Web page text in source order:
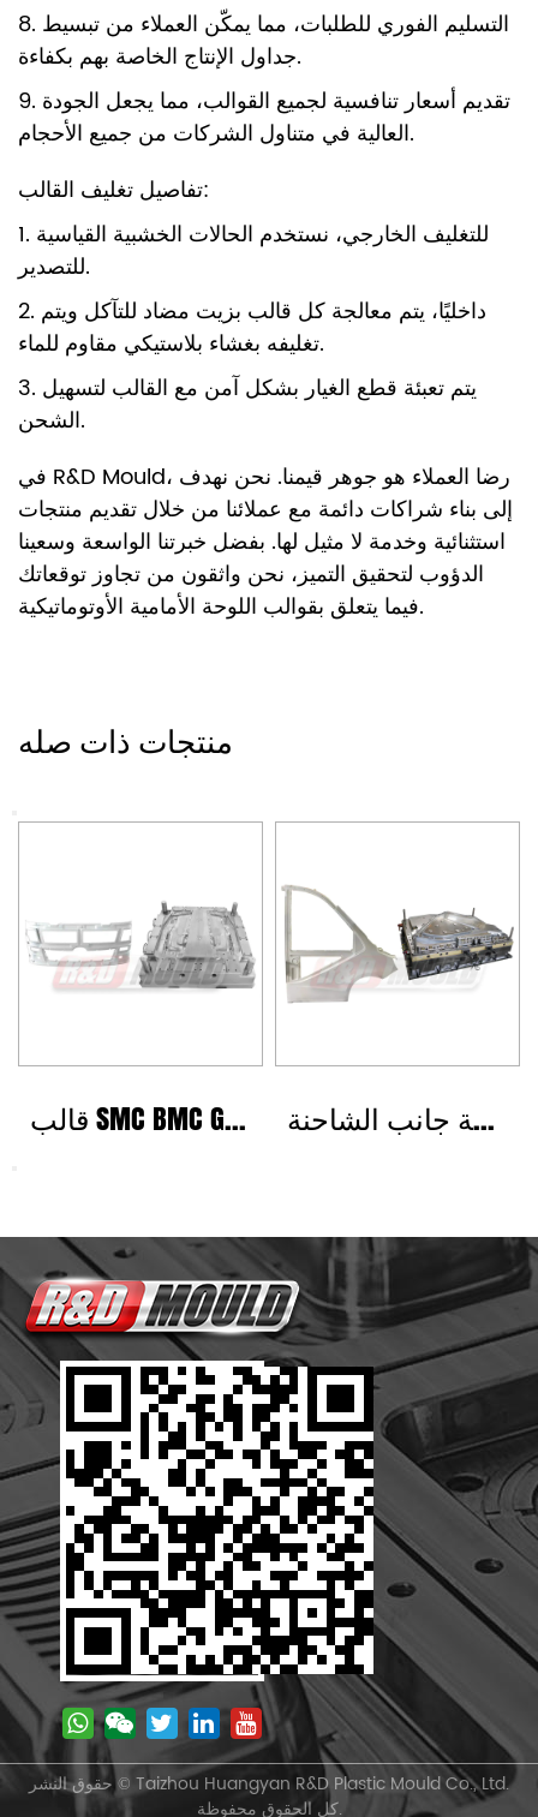
8. التسليم الفوري للطلبات، مما يمكّن العملاء من تبسيط
جداول الإنتاج الخاصة بهم بكفاءة.
9. تقديم أسعار تنافسية لجميع القوالب، مما يجعل الجودة
العالية في متناول الشركات من جميع الأحجام.
تفاصيل تغليف القالب:
1. للتغليف الخارجي، نستخدم الحالات الخشبية القياسية
للتصدير.
2. داخليًا، يتم معالجة كل قالب بزيت مضاد للتآكل ويتم
تغليفه بغشاء بلاستيكي مقاوم للماء.
3. يتم تعبئة قطع الغيار بشكل آمن مع القالب لتسهيل
الشحن.
في R&D Mould، رضا العملاء هو جوهر قيمنا. نحن نهدف
إلى بناء شراكات دائمة مع عملائنا من خلال تقديم منتجات
استثنائية وخدمة لا مثيل لها. بفضل خبرتنا الواسعة وسعينا
الدؤوب لتحقيق التميز، نحن واثقون من تجاوز توقعاتك
فيما يتعلق بقوالب اللوحة الأمامية الأوتوماتيكية.
منتجات ذات صله
قالب SMC BMC GMT قالب لوحة جانب الشاحنة
حقوق النشر © Taizhou Huangyan R&D Plastic Mould Co., Ltd.
كل الحقوق محفوظة.